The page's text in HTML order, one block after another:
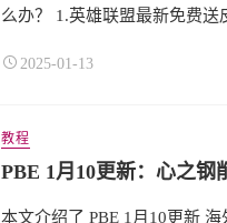
么办？ 1.英雄联盟最新免费送
2025-01-13
教程
本文介绍了 PBE 1月10更新